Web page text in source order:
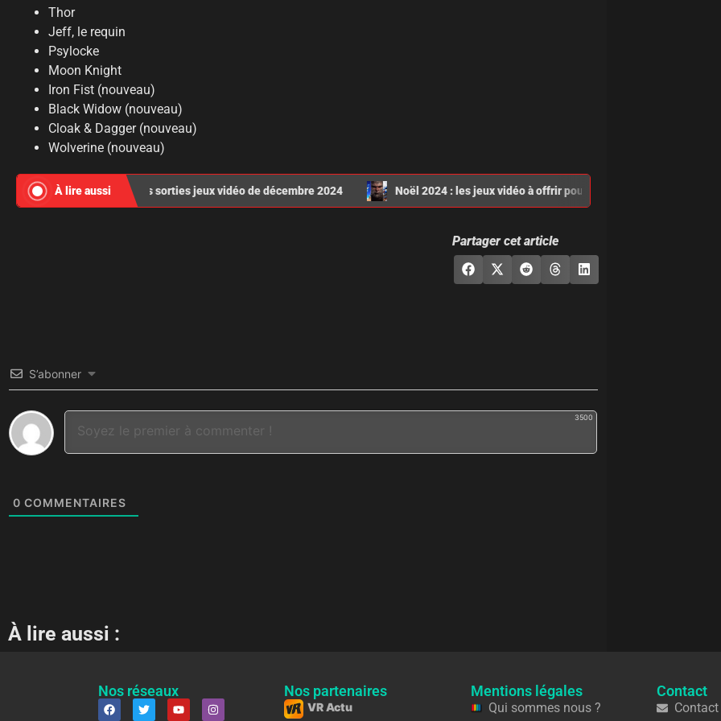
Thor
Jeff, le requin
Psylocke
Moon Knight
Iron Fist (nouveau)
Black Widow (nouveau)
Cloak & Dagger (nouveau)
Wolverine (nouveau)
À lire aussi Les sorties jeux vidéo de décembre 2024 Noël 2024 : les jeux vidéo à offrir pour faire plaisir à coup sûr !
Partager cet article
S’abonner
3500
0 COMMENTAIRES
À lire aussi :
Nos réseaux Nos partenaires
VR Actu
Mentions légales
Qui sommes nous ?
Contact